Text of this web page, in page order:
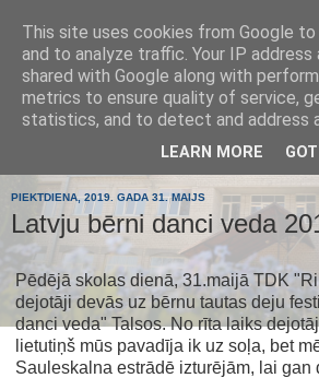
Tumes
pamatskola
PIEKTDIENA, 2019. GADA 31. MAIJS
Latvju bērni danci veda
Pēdējā skolas dienā, 31.maijā TDK
dejotāji devās uz bērnu tautas deju
danci veda" Talsos. No rīta laiks
lietutiņš mūs pavadīja ik uz soļa, bet
Sauleskalna estrādē izturējām, lai gan
This site uses cookies from Google
and to analyze traffic. Your IP address
shared with Google along with
metrics to ensure quality of service,
statistics, and to detect and address
LEARN MORE